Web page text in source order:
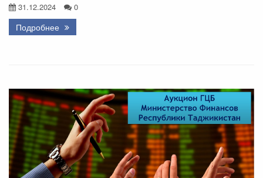
31.12.2024 0
Подробнее